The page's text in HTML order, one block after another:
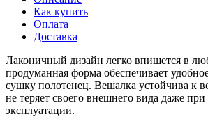
Как купить
Оплата
Доставка
Лаконичный дизайн легко впишется в
продуманная форма обеспечивает
сушку полотенец. Вешалка устойчива к
не теряет своего внешнего вида даже
эксплуатации.